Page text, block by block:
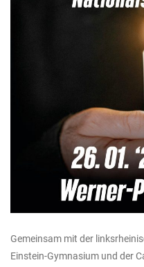
Gemeinsam mit der
Einstein-Gymnasium und der